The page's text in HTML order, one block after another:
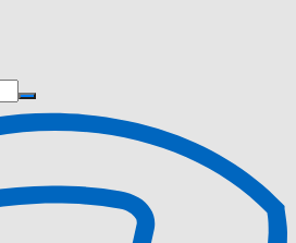
Suche